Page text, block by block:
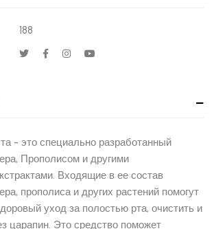
188
- это специально разработанный
Прополисом и другими
Входящие в ее состав
прополиса и других растений помогут
уход за полостью рта, очистить и
царапин. Это средство поможет